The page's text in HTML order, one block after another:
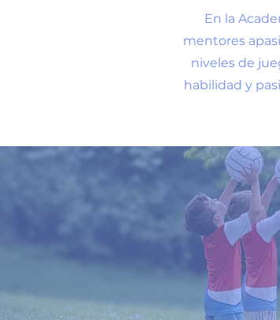
En la
mentores
niveles de
habilidad y